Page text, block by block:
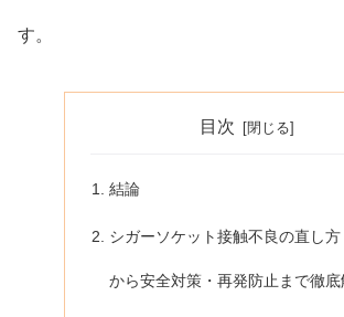
す。
目次
結論
シガーソケット接触不良の直し方
から安全対策・再発防止まで徹底